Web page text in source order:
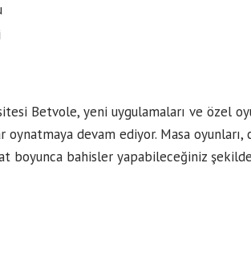
Betvole, yeni uygulamaları ve özel
oynatmaya devam ediyor. Masa
boyunca bahisler yapabileceğiniz